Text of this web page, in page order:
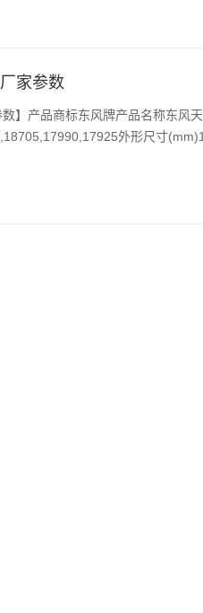
家参数
】产品商标东风牌产品名称东风
外形尺寸